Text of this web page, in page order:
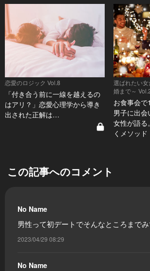
恋愛のロジック Vol.8
「付き合う前に一線を越えるの
はアリ？」恋愛心理学から導き
出された正解は…
選ばれたい
婚まで～
お食事会
男子に出会
女性が語る
くメソッド
この記事へのコメント
No Name
男性って初デートでそんなところまでみ
2023/04/29 08:29
No Name